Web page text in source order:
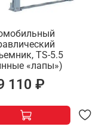
TS-5.5
«лапы»)
110 ₽